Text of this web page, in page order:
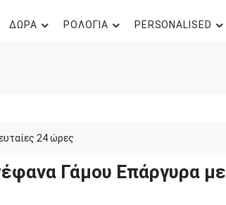
ΔΩΡΑ ΡΟΛΟΓΙΑ PERSONALISED
24 ώρες
Γάμου Επάργυρα με